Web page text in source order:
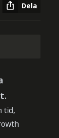
Dela
tid,